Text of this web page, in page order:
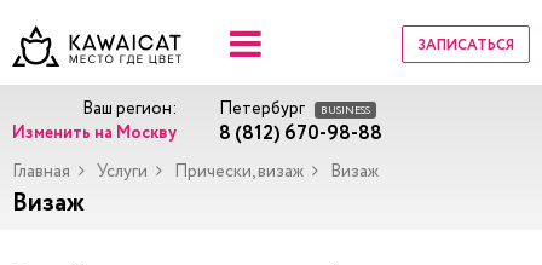
ЗАПИСАТЬСЯ
Ваш регион:
Изменить на Москву
Петербург BUSINESS
8 (812) 670-98-88
Главная Услуги Прически, визаж Визаж
Визаж